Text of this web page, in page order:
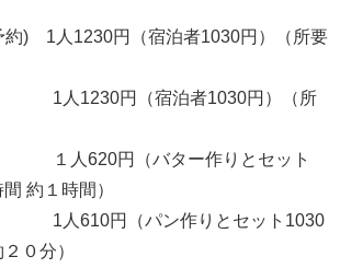
約) 1人1230円（宿泊者1030円）（所要
1人1230円（宿泊者1030円）（所
１人620円（バター作りとセット
約１時間）
1人610円（パン作りとセット1030
０分）